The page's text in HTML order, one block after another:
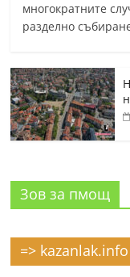
многократните
разделно
Зов за пмощ
=> kazanlak.info